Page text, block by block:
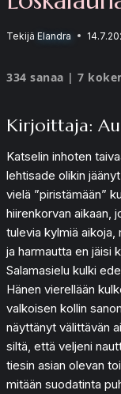
Tekijä Elandra
334 sanaa | 7
Kirjoittaja:
Katselin inhoten
lehtisade olikin
vielä ”piristämään”
hiirenkorvan aikaan,
tulevia kylmiä
ja harmautta en jäisi
Salamasielu kulki
Hänen vierellään
valkoisen kollin
näyttänyt välittävän
siltä, että veljeni
tiesin asian olevan
mitään suodatinta